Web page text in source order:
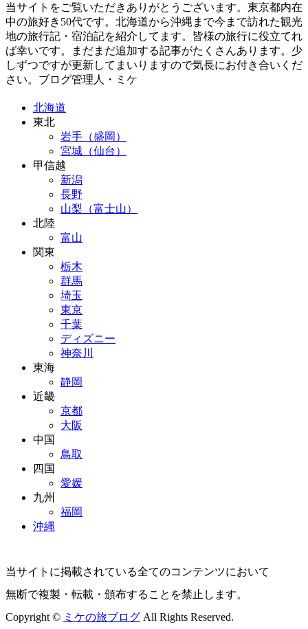
当サイトをご覧いただきありがとうございます。東京都内在
中の旅好き50代です。北海道から沖縄まで今まで訪れた観光
地の旅行記・宿泊記を紹介してます。皆様の旅行に役立てれ
ば幸いです。まだまだ追加する記事がたくさんあります。少
しずつですが更新してまいりますので気長にお付き合いくだ
さい。ブログ管理人・ミケ
北海道
東北
岩手（盛岡）
宮城（仙台）
甲信越
新潟
長野
山梨（富士山）
北陸
富山
関東
栃木
群馬
埼玉
東京
千葉
ディズニー
神奈川
東海
静岡
近畿
京都
大阪
中国
鳥取
四国
愛媛
九州
福岡
沖縄
当サイトに掲載されている全てのコンテンツにおいて
無断で複製・転載・頒布することを禁止します。
Copyright © ミケの旅ブログ All Rights Reserved.